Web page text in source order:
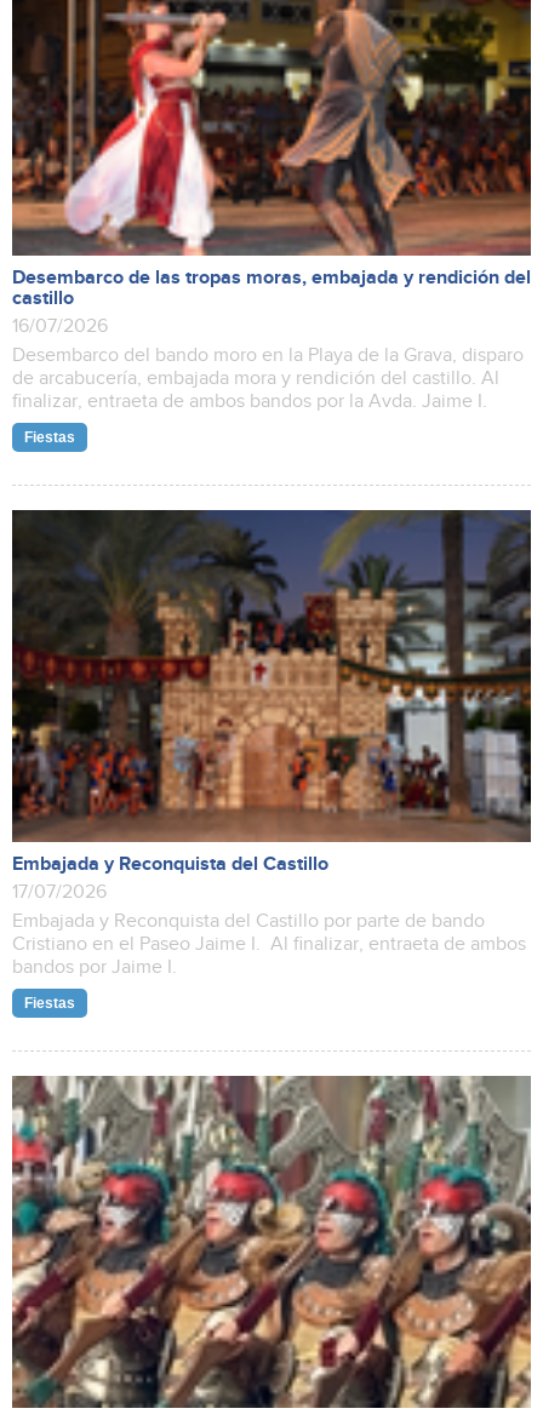
Desembarco de las tropas moras, embajada y rendición del
castillo
16/07/2026
Desembarco del bando moro en la Playa de la Grava, disparo
de arcabucería, embajada mora y rendición del castillo. Al
finalizar, entraeta de ambos bandos por la Avda. Jaime I.
Fiestas
Embajada y Reconquista del Castillo
17/07/2026
Embajada y Reconquista del Castillo por parte de bando
Cristiano en el Paseo Jaime I. Al finalizar, entraeta de ambos
bandos por Jaime I.
Fiestas